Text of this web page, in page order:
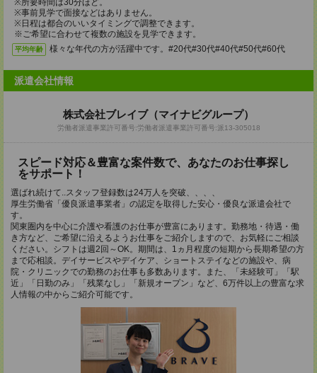
※所要時間は30分ほど。
※事前見学で面接などはありません。
※日程は都合のいいタイミングで調整できます。
※ご希望に合わせて複数の施設を見学できます。
平均年齢 様々な年代の方が活躍中です。#20代#30代#40代#50代#60代
派遣会社情報
株式会社ブレイブ（マイナビグループ）
労働者派遣事業許可番号:労働者派遣事業許可番号:派13-305018
スピード対応＆豊富な案件数で、あなたのお仕事探し
をサポート！
選ばれ続けて..スタッフ登録数は24万人を突破、、、、
厚生労働省「優良派遣事業者」の認定を取得した安心・優良な派遣会社で
す。
関東圏内を中心に介護や看護のお仕事が豊富にあります。勤務地・待遇・働
き方など、ご希望に沿えるようお仕事をご紹介しますので、お気軽にご相談
ください。シフトは週2回～OK。期間は、1ヵ月程度の短期から長期希望の方
まで応相談。デイサービスやデイケア、ショートステイなどの施設や、病
院・クリニックでの勤務のお仕事も多数あります。また、「未経験可」「駅
近」「日勤のみ」「残業なし」「新規オープン」など、6万件以上の豊富な求
人情報の中からご紹介可能です。